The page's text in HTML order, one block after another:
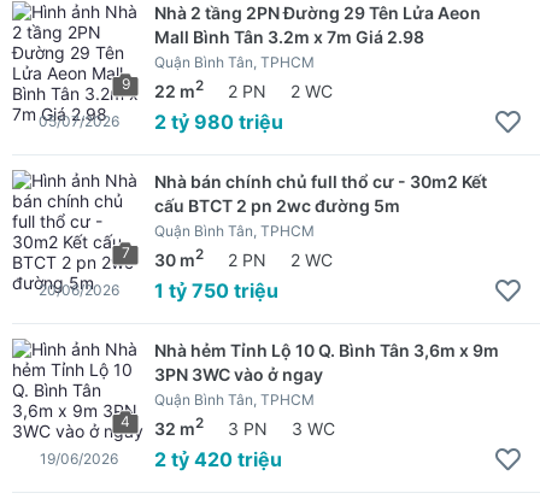
9
Nhà 2 tầng 2PN Đường 29 Tên Lửa Aeon
Mall Bình Tân 3.2m x 7m Giá 2.98
Quận Bình Tân, TPHCM
22 m2 2 PN 2 WC
2 tỷ 980 triệu
05/07/2026
7
Nhà bán chính chủ full thổ cư - 30m2 Kết
cấu BTCT 2 pn 2wc đường 5m
Quận Bình Tân, TPHCM
30 m2 2 PN 2 WC
1 tỷ 750 triệu
20/06/2026
4
Nhà hẻm Tỉnh Lộ 10 Q. Bình Tân 3,6m x 9m
3PN 3WC vào ở ngay
Quận Bình Tân, TPHCM
32 m2 3 PN 3 WC
2 tỷ 420 triệu
19/06/2026